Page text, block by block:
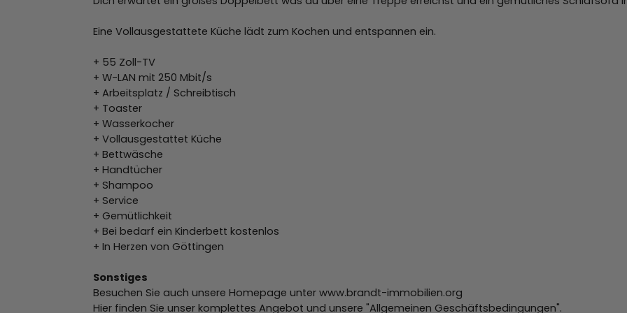
Eine Vollausgestattete Küche lädt zum Kochen und entspannen ein.
+ 55 Zoll-TV
+ W-LAN mit 250 Mbit/s
+ Arbeitsplatz / Schreibtisch
+ Toaster
+ Wasserkocher
+ Vollausgestattet Küche
+ Bettwäsche
+ Handtücher
+ Shampoo
+ Service
+ Gemütlichkeit
+ Bei bedarf ein Kinderbett kostenlos
+ In Herzen von Göttingen
Sonstiges
Besuchen Sie auch unsere Homepage unter www.brandt-immobilien.org
Hier finden Sie unser komplettes Angebot und unsere "Allgemeinen Geschäftsbedingungen".